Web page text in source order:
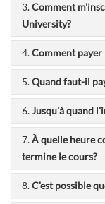
3.Comment
University?
4.Comment payer
5.Quand faut-il
6.Jusqu'à quand
7.À quelle heure
termine le cours?
8.C'est possible